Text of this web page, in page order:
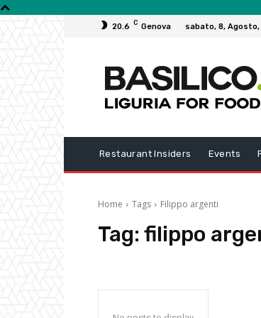
20.6 C Genova sabato, 8, Agosto,
Restaurant Insiders Events
Home Tags Filippo argenti
Tag: filippo